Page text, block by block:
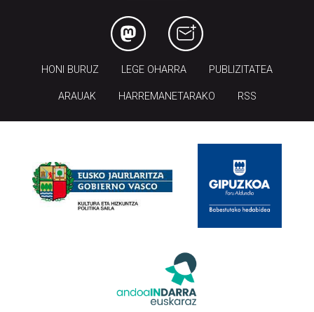
HONI BURUZ LEGE OHARRA PUBLIZITATEA
ARAUAK HARREMANETARAKO RSS